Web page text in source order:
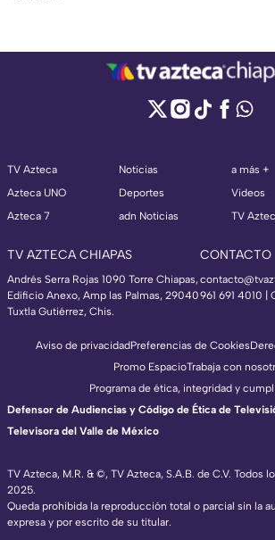
TV Azteca
Azteca UNO
Azteca 7
Noticias
Deportes
adn Noticias
a más +
Videos
TV
TV AZTECA CHIAPAS
Andrés Serra Rojas 1090 Torre Chiapas,
Edificio Anexo, Amp las Palmas, 29040
Tuxtla Gutiérrez, Chis.
CONTACTO
961 691 4010 |
TV Azteca, M.R. & ©, TV Azteca, S.A.B. de C.V. Todos
2025.
Queda prohibida la reproducción total o parcial sin la
expresa y por escrito de su titular.
Aviso de privacidadPreferencias de Cookies
Promo EspacioTrabaja con
Programa de ética, integridad y
Defensor de Audiencias y Código de Ética de
Televisora del Valle de México